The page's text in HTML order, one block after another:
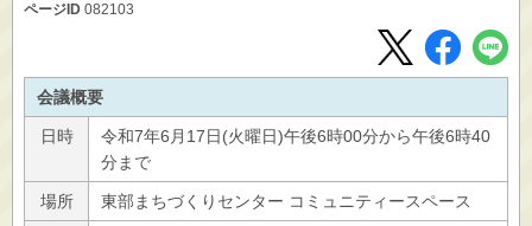
ページID 082103
会議概要
日時
令和7年6月17日(火曜日)午後6時00分から午後6時40
分まで
場所 東部まちづくりセンター コミュニティースペース